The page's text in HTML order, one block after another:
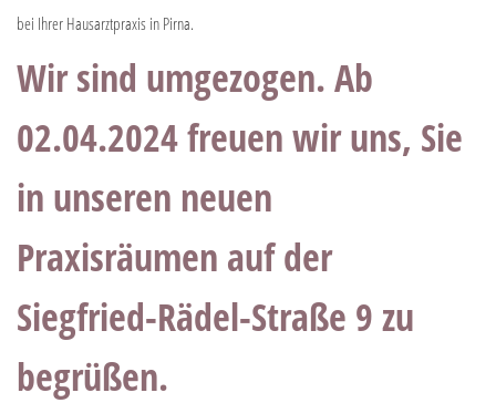
bei Ihrer Hausarztpraxis in Pirna.
Wir sind umgezogen. Ab
02.04.2024 freuen wir uns, Sie
in unseren neuen
Praxisräumen auf der
Siegfried-Rädel-Straße 9 zu
begrüßen.